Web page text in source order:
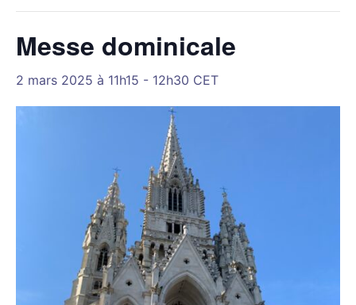
Messe dominicale
2 mars 2025 à 11h15 - 12h30 CET